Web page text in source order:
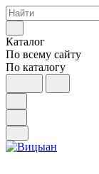
Каталог
По всему сайту
По каталогу